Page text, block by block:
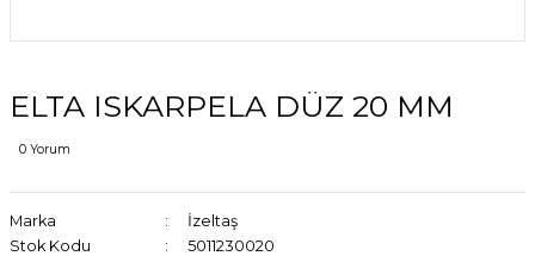
ELTA ISKARPELA DÜZ 20 MM
0 Yorum
Marka
İzeltaş
Stok Kodu
5011230020